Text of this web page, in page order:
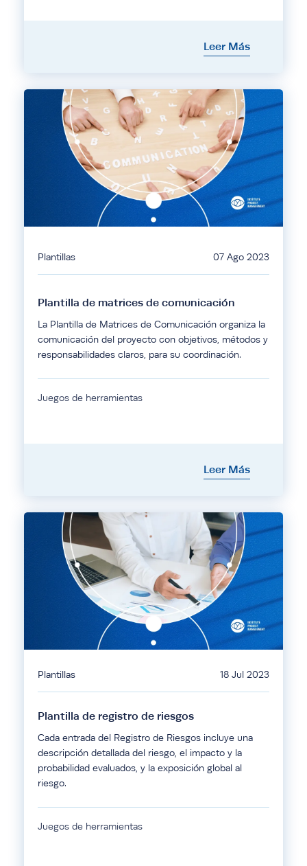
Leer Más
Plantillas 07 Ago 2023
Plantilla de matrices de comunicación
La Plantilla de Matrices de Comunicación organiza la
comunicación del proyecto con objetivos, métodos y
responsabilidades claros, para su coordinación.
Juegos de herramientas
Leer Más
Plantillas 18 Jul 2023
Plantilla de registro de riesgos
Cada entrada del Registro de Riesgos incluye una
descripción detallada del riesgo, el impacto y la
probabilidad evaluados, y la exposición global al
riesgo.
Juegos de herramientas